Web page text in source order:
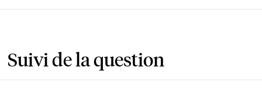
Suivi de la question